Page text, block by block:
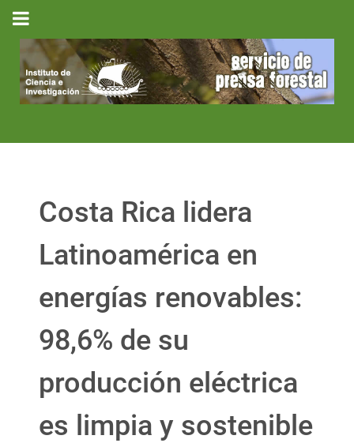
Costa Rica lidera
Latinoamérica en
energías renovables:
98,6% de su
producción eléctrica
es limpia y sostenible